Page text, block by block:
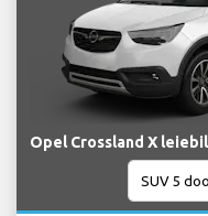
Opel Crossland X